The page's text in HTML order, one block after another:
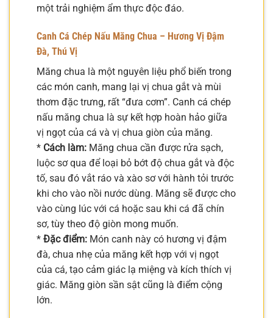
một trải nghiệm ẩm thực độc đáo.
Canh Cá Chép Nấu Măng Chua – Hương Vị Đậm
Đà, Thú Vị
Măng chua là một nguyên liệu phổ biến trong
các món canh, mang lại vị chua gắt và mùi
thơm đặc trưng, rất “đưa cơm”. Canh cá chép
nấu măng chua là sự kết hợp hoàn hảo giữa
vị ngọt của cá và vị chua giòn của măng.
* Cách làm: Măng chua cần được rửa sạch,
luộc sơ qua để loại bỏ bớt độ chua gắt và độc
tố, sau đó vắt ráo và xào sơ với hành tỏi trước
khi cho vào nồi nước dùng. Măng sẽ được cho
vào cùng lúc với cá hoặc sau khi cá đã chín
sơ, tùy theo độ giòn mong muốn.
* Đặc điểm: Món canh này có hương vị đậm
đà, chua nhẹ của măng kết hợp với vị ngọt
của cá, tạo cảm giác lạ miệng và kích thích vị
giác. Măng giòn sần sật cũng là điểm cộng
lớn.